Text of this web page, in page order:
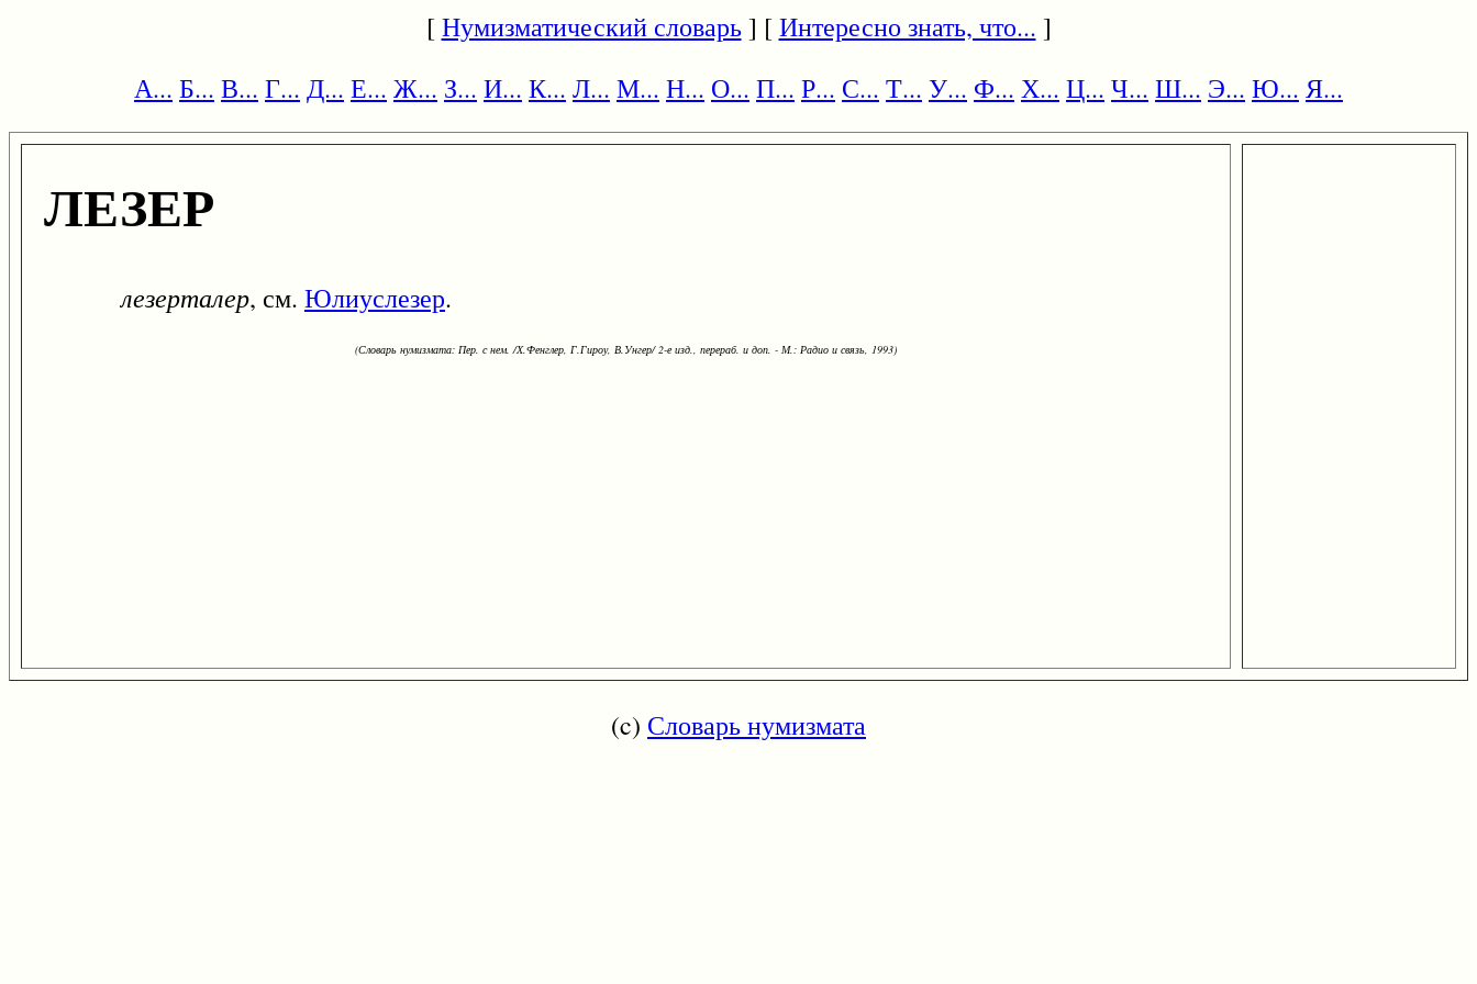
[Нумизматический словарь] [Интересно знать, что... ]
А... Б... В... Г... Д... Е... Ж... З... И... К... Л... М... Н... О... П... Р... С... Т... У... Ф... Х... Ц... Ч... Ш... Э... Ю... Я...
ЛЕЗЕР
лезерталер, см. Юлиуслезер.
(Словарь нумизмата: Пер. с нем. /Х.Фенглер, Г.Гироу, В.Унгер/ 2-е изд., перераб. и доп. - М.: Радио и связь, 1993)
(c) Словарь нумизмата